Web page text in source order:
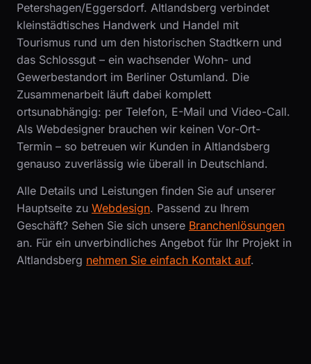
Petershagen/Eggersdorf. Altlandsberg verbindet
kleinstädtisches Handwerk und Handel mit
Tourismus rund um den historischen Stadtkern und
das Schlossgut – ein wachsender Wohn- und
Gewerbestandort im Berliner Ostumland. Die
Zusammenarbeit läuft dabei komplett
ortsunabhängig: per Telefon, E-Mail und Video-Call.
Als Webdesigner brauchen wir keinen Vor-Ort-
Termin – so betreuen wir Kunden in Altlandsberg
genauso zuverlässig wie überall in Deutschland.
Alle Details und Leistungen finden Sie auf unserer
Hauptseite zu Webdesign. Passend zu Ihrem
Geschäft? Sehen Sie sich unsere Branchenlösungen
an. Für ein unverbindliches Angebot für Ihr Projekt in
Altlandsberg nehmen Sie einfach Kontakt auf.